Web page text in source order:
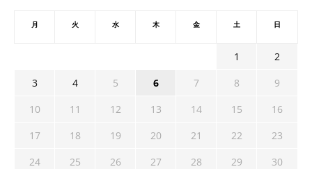
月 火 水 木 金 土 日
1
2
3
4 5 6 7 8
9
10
11 12 13 14 15
16
17
18 19 20 21 22
23
24
25 26 27 28 29
30